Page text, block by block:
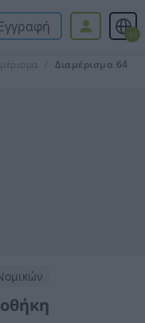
Εγγραφή el
Διαμέρισμα 64